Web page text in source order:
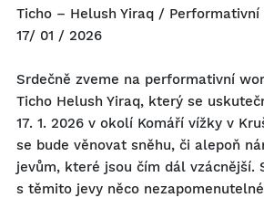
Ticho – Helush Yiraq /
17/ 01 / 2026
Srdečně zveme na performativní
Ticho Helush Yiraq, který se
17. 1. 2026 v okolí Komáří vížky v
se bude věnovat sněhu, či alepoň
jevům, které jsou čím dál vzácnější.
s těmito jevy něco